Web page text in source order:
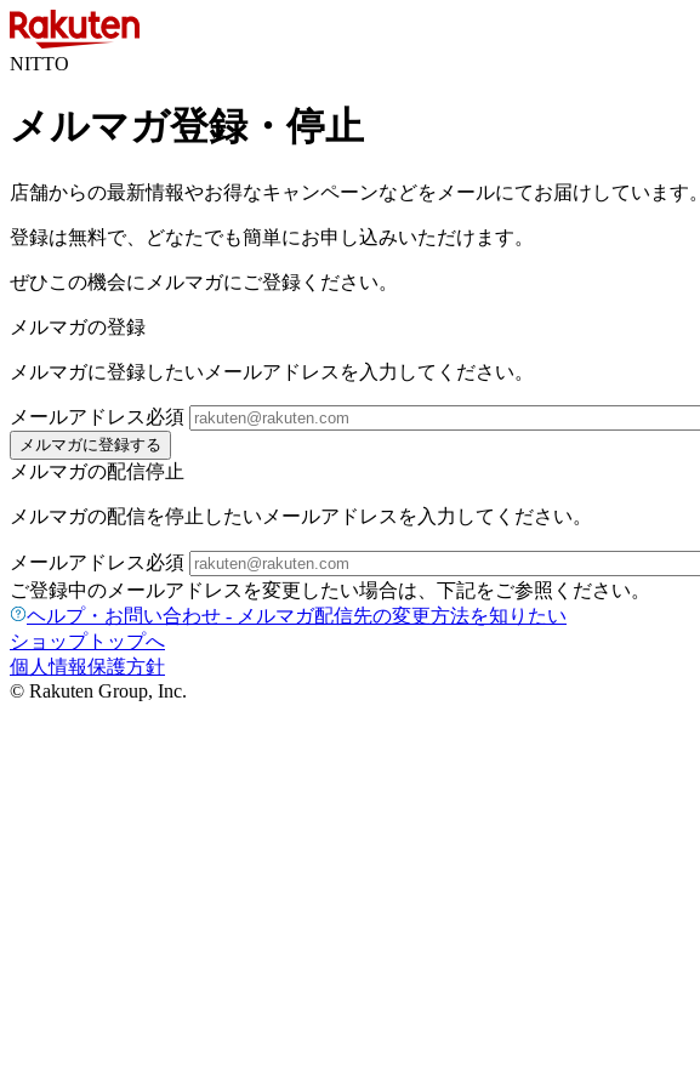
NITTO
メルマガ登録・停止
店舗からの最新情報やお得なキャンペーンなどをメールにてお届けしています。
登録は無料で、どなたでも簡単にお申し込みいただけます。
ぜひこの機会にメルマガにご登録ください。
メルマガの登録
メルマガに登録したいメールアドレスを入力してください。
メールアドレス必須
メルマガに登録する
メルマガの配信停止
メルマガの配信を停止したいメールアドレスを入力してください。
メールアドレス必須
ご登録中のメールアドレスを変更したい場合は、下記をご参照ください。
ヘルプ・お問い合わせ - メルマガ配信先の変更方法を知りたい
ショップトップへ
個人情報保護方針
© Rakuten Group, Inc.